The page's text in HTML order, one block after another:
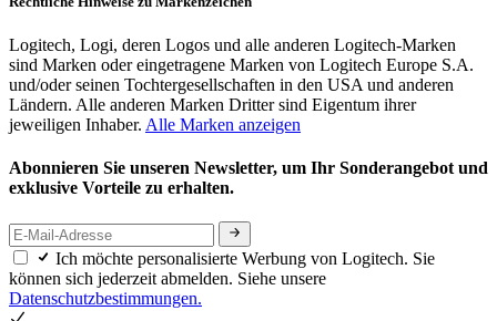
Logitech, Logi, deren Logos und alle anderen Logitech-Marken
sind Marken oder eingetragene Marken von Logitech Europe S.A.
und/oder seinen Tochtergesellschaften in den USA und anderen
Ländern. Alle anderen Marken Dritter sind Eigentum ihrer
jeweiligen Inhaber. Alle Marken anzeigen
Abonnieren Sie unseren Newsletter, um Ihr Sonderangebot und
exklusive Vorteile zu erhalten.
Ich möchte personalisierte Werbung von Logitech. Sie
können sich jederzeit abmelden. Siehe unsere
Datenschutzbestimmungen.